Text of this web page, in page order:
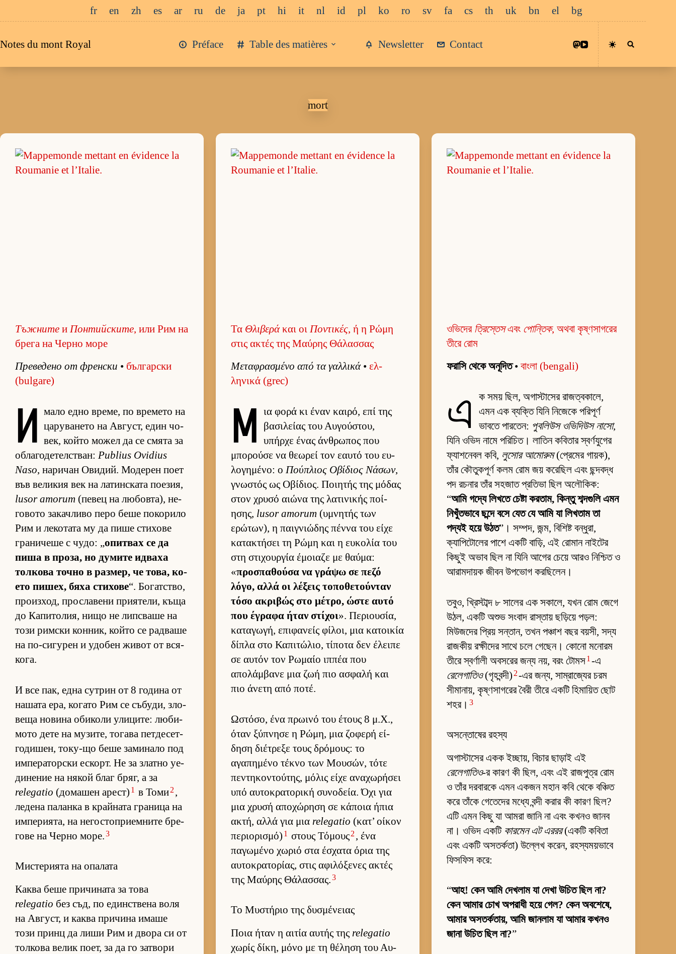
au
fr en zh es ar ru de ja pt hi it nl id pl ko ro sv fa cs th uk bn el bg
Notes du mont Royal Préface Table des matières Newsletter Contact
mort
Тъжните и Понтийските, или Рим на
брега на Черно море
Пре­ве­дено от френ­ски • бъл­гар­ски
(bulgare)
И мало едно вре­ме, по вре­мето на
ца­ру­ва­нето на Ав­густ, един чо­
век, който мо­жел да се смята за
об­ла­го­де­тел­с­т­ван: Publius Ovidius
Naso, на­ри­чан Ови­дий. Мо­де­рен поет
във ве­ли­кия век на ла­тин­с­ката по­е­зия,
lusor amorum (пе­вец на лю­бов­та), не­
го­вото за­кач­ливо перо беше по­ко­рило
Рим и ле­ко­тата му да пише сти­хове
гра­ни­чеше с чу­до: „опит­вах се да
пиша в про­за, но ду­мите ид­ваха
тол­кова точно в раз­мер, че то­ва, ко­
ето пи­шех, бяха сти­хове“. Бо­гат­с­тво,
про­из­ход, прос­ла­вени при­я­те­ли, къща
до Ка­пи­то­лия, нищо не лип­с­ваше на
този рим­ски кон­ник, който се рад­ваше
на по-си­гу­рен и удо­бен жи­вот от вся­
ко­га.
И все пак, една сут­рин от 8 го­дина от
на­шата ера, ко­гато Рим се съ­бу­ди, зло­
веща но­вина оби­коли ули­ци­те: лю­би­
мото дете на му­зи­те, то­гава пет­де­сет­
го­ди­шен, то­ку-що беше за­ми­нало под
им­пе­ра­тор­ски ес­корт. Не за златно уе­
ди­не­ние на ня­кой благ бряг, а за
relegatio (до­ма­шен арест) 1 в Томи2 ,
ле­дена па­ланка в край­ната гра­ница на
им­пе­ри­я­та, на не­гос­топ­ри­ем­ните бре­
гове на Черно мо­ре.3
Мистерията на опалата
Каква беше при­чи­ната за това
relegatio без съд, по един­с­т­вена воля
на Ав­густ, и каква при­чина имаше
този принц да лиши Рим и двора си от
тол­кова ве­лик по­ет, за да го зат­вори
Τα Θλιβεράκαι οιΠοντικές, ή η Ρώμη
στις ακτές της Μαύρης Θάλασσας
Μεταφρασμένο από τα γαλ­λικά•ελ­
ληνικά (grec)
Μ ια φορά κι έναν και­ρό, επί της
βασιλείας του Αυ­γού­στου,
υπήρχε ένας άν­θρωπος που
μπορούσε να θεωρεί τον εαυτό του ευ­
λογημένο: οΠού­πλιος Οβίδιος Νάσων,
γνωστός ως Οβίδιος. Ποι­ητής της μόδας
στον χρυσό αιώνα της λατινικής ποί­
ησης, lusor amorum (υμνητής των
ερώτων), η παι­γνιώδης πέννα του είχε
κατακτήσει τη Ρώμη και η ευ­κολία του
στη στιχουρ­γία έμοιαζε με θαύ­μα:
«προσπαθούσα να γράψω σε πεζό
λόγο, αλλά οι λέξεις τοποθετού­νταν
τόσο ακριβώς στο μέτρο, ώστε αυτό
που έγραφα ήταν στίχοι». Περιου­σία,
καταγωγή, επιφανείς φίλοι, μια κατοι­κία
δίπλα στο Καπιτώλιο, τίποτα δεν έλειπε
σε αυ­τόν τον Ρωμαίο ιπ­πέα που
απολάμ­βανε μια ζωή πιο ασφαλή και
πιο άνετη από ποτέ.
Ωστόσο, ένα πρωινό του έτους 8 μ.Χ.,
όταν ξύπνησε η Ρώμη, μια ζοφερή εί­
δηση διέτρεξε τους δρόμους: το
αγαπημένο τέκνο των Μου­σών, τότε
πεντηκοντού­της, μόλις είχε αναχωρήσει
υπό αυ­τοκρατορική συνοδεία. Όχι για
μια χρυσή αποχώρηση σε κάποια ήπια
ακτή, αλλά για μια relegatio (κατ’ οί­κον
περιο­ρισμό) 1 στους Τόμους2 , ένα
παγωμένο χωριό στα έσχατα όρια της
αυ­τοκρατορίας, στις αφιλόξενες ακτές
της Μαύ­ρης Θάλασ­σας.3
Το Μυστήριο της δυσμένειας
Ποια ήταν η αι­τία αυ­τής της relegatio
χωρίς δίκη, μόνο με τη θέληση του Αυ­
ওভিদের ত্রিস্তেসএবং পোন্তিক, অথবা কৃষ্ণসাগরের
তীরে রোম
ফরাসি থেকে অনূদিত•বাংলা (bengali)
এ
ক সময় ছিল, অগাস্টাসের রাজত্বকালে,
এমন এক ব্যক্তি যিনি নিজেকে পরিপূর্ণ
ভাবতে পারতেন: পুবলিউস ওভিদিউস নাসো,
যিনি ওভিদ নামে পরিচিত। লাতিন কবিতার স্বর্ণযুগের
ফ্যাশনেবল কবি, লুসোর আমোরুম(প্রেমের গায়ক),
তাঁর কৌতুকপূর্ণ কলম রোম জয় করেছিল এবং ছন্দবদ্ধ
পদ রচনার তাঁর সহজাত প্রতিভা ছিল অলৌকিক:
“আমি গদ্যে লিখতে চেষ্টা করতাম, কিন্তু শব্দগুলি এমন
নিখুঁতভাবে ছন্দে বসে যেত যে আমি যা লিখতাম তা
পদ্যই হয়ে উঠত”। সম্পদ, জন্ম, বিশিষ্ট বন্ধুরা,
ক্যাপিটোলের পাশে একটি বাড়ি, এই রোমান নাইটের
কিছুই অভাব ছিল না যিনি আগের চেয়ে আরও নিশ্চিত ও
আরামদায়ক জীবন উপভোগ করছিলেন।
তবুও, খ্রিস্টাব্দ ৮ সালের এক সকালে, যখন রোম জেগে
উঠল, একটি অশুভ সংবাদ রাস্তায় ছড়িয়ে পড়ল:
মিউজদের প্রিয় সন্তান, তখন পঞ্চাশ বছর বয়সী, সদ্য
রাজকীয় রক্ষীদের সাথে চলে গেছেন। কোনো মনোরম
তীরে স্বর্ণালী অবসরের জন্য নয়, বরং টোমস1 -এ
রেলেগাতিও(গৃহবন্দী) 2-এর জন্য, সাম্রাজ্যের চরম
সীমানায়, কৃষ্ণসাগরের বৈরী তীরে একটি হিমায়িত ছোট
শহর। 3
অসন্তোষের রহস্য
অগাস্টাসের একক ইচ্ছায়, বিচার ছাড়াই এই
রেলেগাতিও-র কারণ কী ছিল, এবং এই রাজপুত্র রোম
ও তাঁর দরবারকে এমন একজন মহান কবি থেকে বঞ্চিত
করে তাঁকে গেতেদের মধ্যে বন্দী করার কী কারণ ছিল?
এটি এমন কিছু যা আমরা জানি না এবং কখনও জানব
না। ওভিদ একটি কারমেন এট এররর(একটি কবিতা
এবং একটি অসতর্কতা) উল্লেখ করেন, রহস্যময়ভাবে
ফিসফিস করে:
“আহ! কেন আমি দেখলাম যা দেখা উচিত ছিল না?
কেন আমার চোখ অপরাধী হয়ে গেল? কেন অবশেষে,
আমার অসতর্কতায়, আমি জানলাম যা আমার কখনও
জানা উচিত ছিল না?”